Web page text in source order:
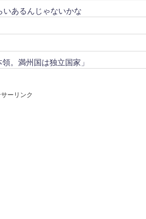
いあるんじゃないかな
。満州国は独立国家」
ーリンク